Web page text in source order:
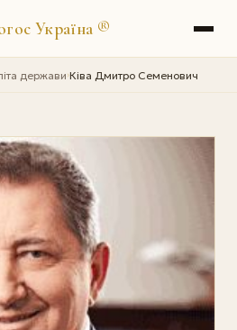
Україна ®
держави›Ківа Дмитро Семенович